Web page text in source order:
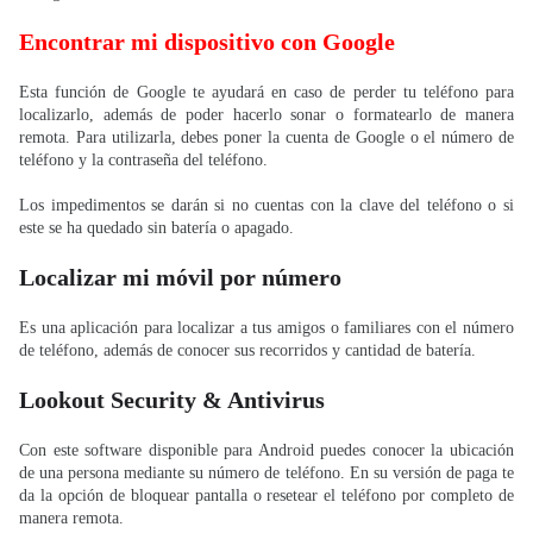
Encontrar mi dispositivo con Google
Esta función de Google te ayudará en caso de perder tu teléfono para
localizarlo, además de poder hacerlo sonar o formatearlo de manera
remota. Para utilizarla, debes poner la cuenta de Google o el número de
teléfono y la contraseña del teléfono.
Los impedimentos se darán si no cuentas con la clave del teléfono o si
este se ha quedado sin batería o apagado.
Localizar mi móvil por número
Es una aplicación para localizar a tus amigos o familiares con el número
de teléfono, además de conocer sus recorridos y cantidad de batería.
Lookout Security & Antivirus
Con este software disponible para Android puedes conocer la ubicación
de una persona mediante su número de teléfono. En su versión de paga te
da la opción de bloquear pantalla o resetear el teléfono por completo de
manera remota.